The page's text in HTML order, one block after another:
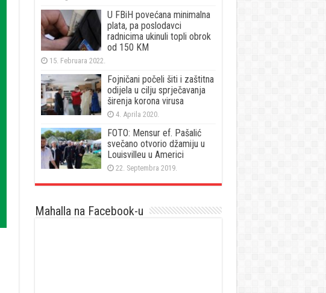
U FBiH povećana minimalna
plata, pa poslodavci
radnicima ukinuli topli obrok
od 150 KM
15. Februara 2022.
Fojničani počeli šiti i zaštitna
odijela u cilju sprječavanja
širenja korona virusa
4. Aprila 2020.
FOTO: Mensur ef. Pašalić
svečano otvorio džamiju u
Louisvilleu u Americi
22. Septembra 2019.
Mahalla na Facebook-u